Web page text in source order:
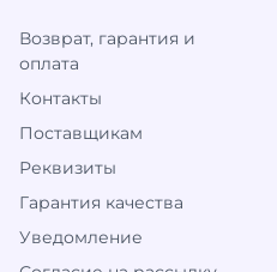
Возврат, гарантия и
оплата
Контакты
Поставщикам
Реквизиты
Гарантия качества
Уведомление